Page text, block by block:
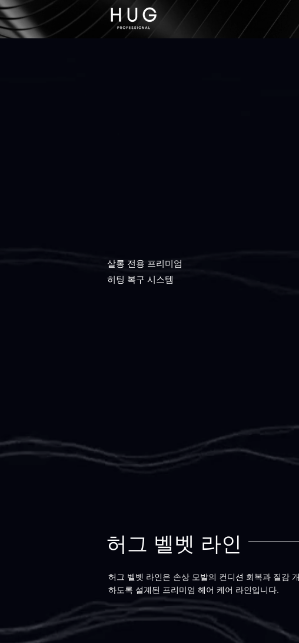
살롱 전용 프리미엄
히팅 복구 시스템
​허그 벨벳 라인
허그 벨벳 라인은 손상 모발의 컨디션 회복과 질감
하도록 설계된 프리미엄 헤어 케어 라인입니다.